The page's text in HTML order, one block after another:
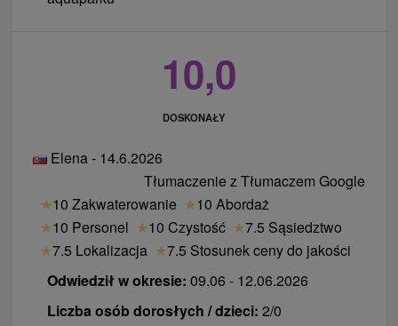
10,0
DOSKONAŁY
Elena - 14.6.2026
Tłumaczenie z Tłumaczem Google
★10 Zakwaterowanie ★10 Abordaż
★10 Personel ★10 Czystość ★7.5 Sąsiedztwo
★7.5 Lokalizacja ★7.5 Stosunek ceny do jakości
Odwiedził w okresie: 09.06 - 12.06.2026
Liczba osób dorosłych / dzieci: 2/0